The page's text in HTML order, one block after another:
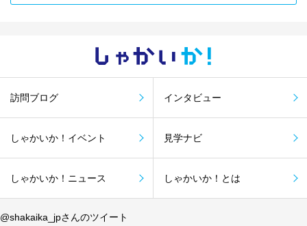
しゃかい か！
訪問ブログ インタビュー
しゃかいか！イベント 見学ナビ
しゃかいか！ニュース しゃかいか！とは
@shakaika_jpさんのツイート